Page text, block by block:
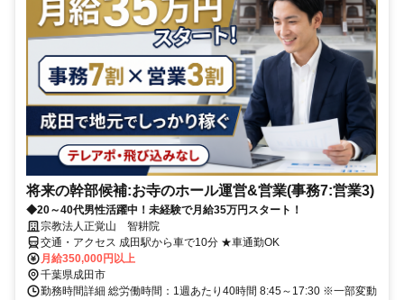
将来の幹部候補:お寺のホール運営&営業(事務7:営業3)
◆20～40代男性活躍中！未経験で月給35万円スタート！
宗教法人正覚山 智耕院
交通・アクセス 成田駅から車で10分 ★車通勤OK
月給350,000円以上
千葉県成田市
勤務時間詳細 総労働時間：1週あたり40時間 8:45～17:30 ※一部変動